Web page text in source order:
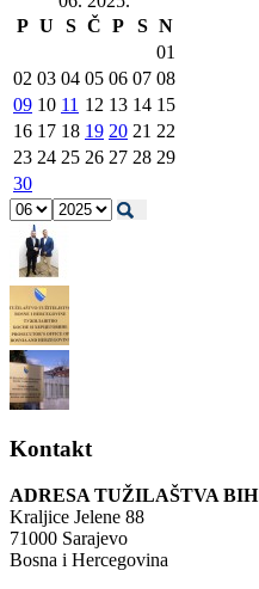
P U S Č P S N
01
02 03 04 05 06 07 08
09 10 11 12 13 14 15
16 17 18 19 20 21 22
23 24 25 26 27 28 29
30
Kontakt
ADRESA TUŽILAŠTVA BIH
Kraljice Jelene 88
71000 Sarajevo
Bosna i Hercegovina